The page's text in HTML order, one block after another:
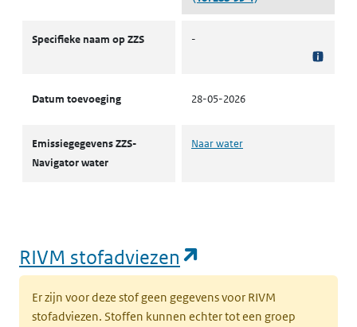
Specifieke naam op ZZS -
Datum toevoeging 28-05-2026
Emissiegegevens ZZS-
Navigator water
Naar water
RIVM stofadviezen
Er zijn voor deze stof geen gegevens voor RIVM
stofadviezen. Stoffen kunnen echter tot een groep